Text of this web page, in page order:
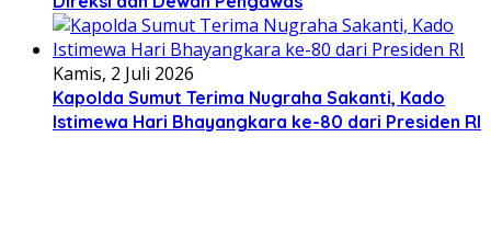
Kamis, 2 Juli 2026
Kapolda Sumut Terima Nugraha Sakanti, Kado
Istimewa Hari Bhayangkara ke-80 dari Presiden RI